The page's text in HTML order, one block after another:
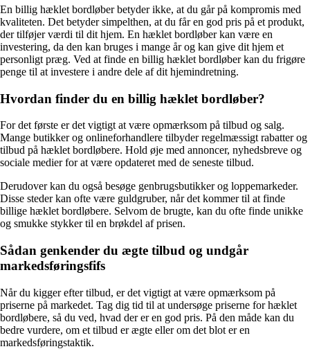
En billig hæklet bordløber betyder ikke, at du går på kompromis med
kvaliteten. Det betyder simpelthen, at du får en god pris på et produkt,
der tilføjer værdi til dit hjem. En hæklet bordløber kan være en
investering, da den kan bruges i mange år og kan give dit hjem et
personligt præg. Ved at finde en billig hæklet bordløber kan du frigøre
penge til at investere i andre dele af dit hjemindretning.
Hvordan finder du en billig hæklet bordløber?
For det første er det vigtigt at være opmærksom på tilbud og salg.
Mange butikker og onlineforhandlere tilbyder regelmæssigt rabatter og
tilbud på hæklet bordløbere. Hold øje med annoncer, nyhedsbreve og
sociale medier for at være opdateret med de seneste tilbud.
Derudover kan du også besøge genbrugsbutikker og loppemarkeder.
Disse steder kan ofte være guldgruber, når det kommer til at finde
billige hæklet bordløbere. Selvom de brugte, kan du ofte finde unikke
og smukke stykker til en brøkdel af prisen.
Sådan genkender du ægte tilbud og undgår
markedsføringsfifs
Når du kigger efter tilbud, er det vigtigt at være opmærksom på
priserne på markedet. Tag dig tid til at undersøge priserne for hæklet
bordløbere, så du ved, hvad der er en god pris. På den måde kan du
bedre vurdere, om et tilbud er ægte eller om det blot er en
markedsføringstaktik.